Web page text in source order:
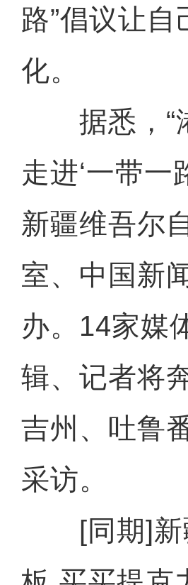
路”倡议让
化。
据悉，“
走进‘一带一
新疆维吾尔
室、中国新
办。14家媒
辑、记者将
吉州、吐鲁
采访。
[同期]新